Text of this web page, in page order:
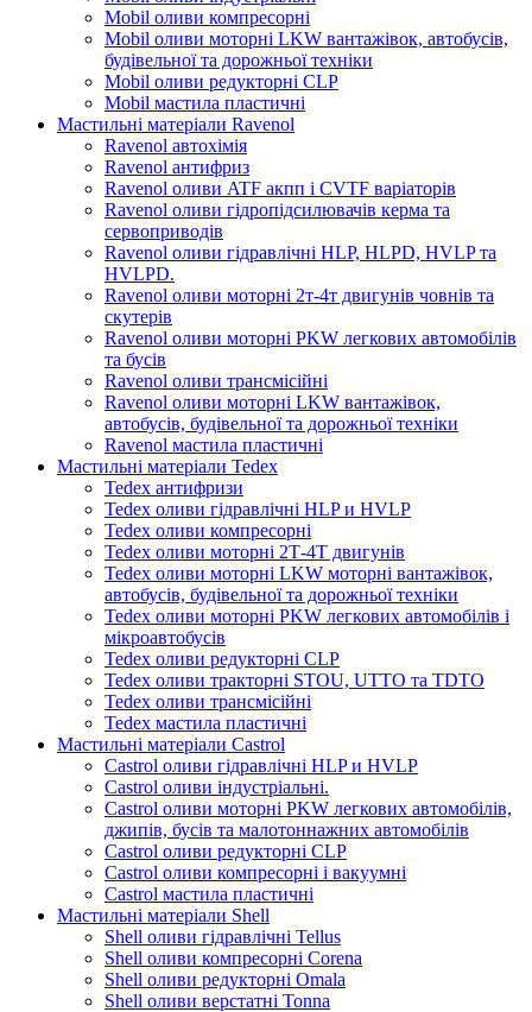
Mobil оливи компресорні
Mobil оливи моторні LKW вантажівок, автобусів,
будівельної та дорожньої техніки
Mobil оливи редукторні CLP
Mobil мастила пластичні
Мастильні матеріали Ravenol
Ravenol автохімія
Ravenol антифриз
Ravenol оливи ATF акпп і CVTF варіаторів
Ravenol оливи гідропідсилювачів керма та
сервоприводів
Ravenol оливи гідравлічні HLP, HLPD, HVLP та
HVLPD.
Ravenol оливи моторні 2т-4т двигунів човнів та
скутерів
Ravenol оливи моторні PKW легкових автомобілів
та бусів
Ravenol оливи трансмісійні
Ravenol оливи моторні LKW вантажівок,
автобусів, будівельної та дорожньої техніки
Ravenol мастила пластичні
Мастильні матеріали Tedex
Tedex антифризи
Tedex оливи гідравлічні HLP и HVLP
Tedex оливи компресорні
Tedex оливи моторні 2Т-4Т двигунів
Tedex оливи моторні LKW моторні вантажівок,
автобусів, будівельної та дорожньої техніки
Tedex оливи моторні PKW легкових автомобілів і
мікроавтобусів
Tedex оливи редукторні CLP
Tedex оливи тракторні STOU, UTTO та TDTO
Tedex оливи трансмісійні
Tedex мастила пластичні
Мастильні матеріали Castrol
Castrol оливи гідравлічні HLP и HVLP
Castrol оливи індустріальні.
Castrol оливи моторні PKW легкових автомобілів,
джипів, бусів та малотоннажних автомобілів
Castrol оливи редукторні CLP
Castrol оливи компресорні і вакуумні
Castrol мастила пластичні
Мастильні матеріали Shell
Shell оливи гідравлічні Tellus
Shell оливи компресорні Corena
Shell оливи редукторні Omala
Shell оливи верстатні Tonna